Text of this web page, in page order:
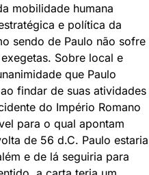
mobilidade humana
e política da
sendo de Paulo não sofre
Sobre local e
que Paulo
findar de suas atividades
do Império Romano
para o qual apontam
de 56 d.C. Paulo estaria
e de lá seguiria para